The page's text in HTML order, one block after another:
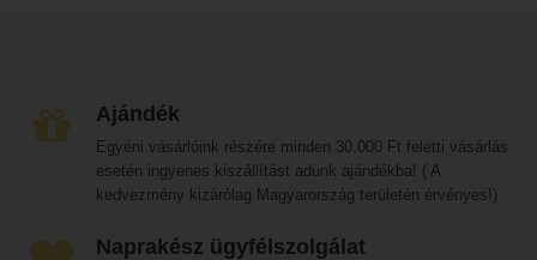
Ajándék
Egyéni vásárlóink részére minden 30.000 Ft feletti vásárlás
esetén ingyenes kiszállítást adunk ajándékba! ( A
kedvezmény kizárólag Magyarország területén érvényes!)
Naprakész ügyfélszolgálat